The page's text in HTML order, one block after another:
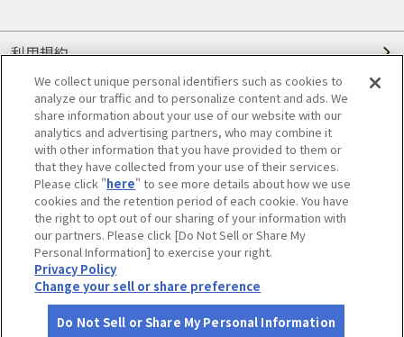
利用規約
個人情報の取り扱いについて
会員優待サービスの提携をご検討の方へ
JAFホームページ
© JAPAN AUTOMOBILE FEDERATION. All rights reserved.
We collect unique personal identifiers such as cookies to
analyze our traffic and to personalize content and ads. We
share information about your use of our website with our
analytics and advertising partners, who may combine it
with other information that you have provided to them or
that they have collected from your use of their services.
Please click "here" to see more details about how we use
cookies and the retention period of each cookie. You have
the right to opt out of our sharing of your information with
our partners. Please click [Do Not Sell or Share My
Personal Information] to exercise your right.
Privacy Policy
Change your sell or share preference
Do Not Sell or Share My Personal Information